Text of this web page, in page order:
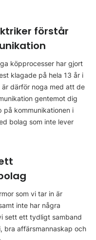
förstår
köpprocesser har gjort
klagade på hela 13 år i
är därför noga med att de
gentemot dig
på kommunikationen i
bolag som inte lever
som vi tar in är
inte har några
sett ett tydligt samband
bra affärsmannaskap och